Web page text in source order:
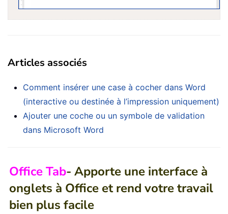
Articles associés
Comment insérer une case à cocher dans Word
(interactive ou destinée à l’impression uniquement)
Ajouter une coche ou un symbole de validation
dans Microsoft Word
Office Tab- Apporte une interface à
onglets à Office et rend votre travail
bien plus facile